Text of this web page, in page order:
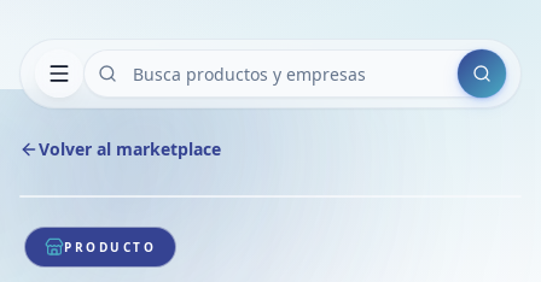
Buscar
Volver al marketplace
1/1
PRODUCTO